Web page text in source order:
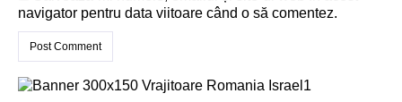
navigator pentru data viitoare când o să comentez.